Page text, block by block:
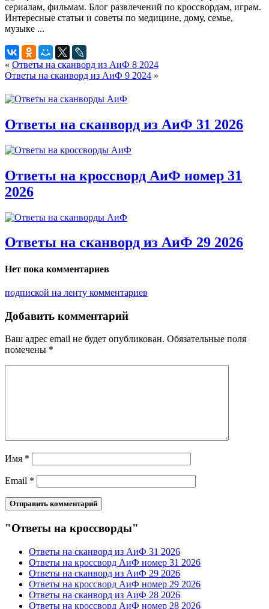
« Ответы на сканворд из АиФ 8 2024
Ответы на сканворд из АиФ 9 2024 »
Ответы на сканворд из АиФ 31 2026
Ответы на кроссворд АиФ номер 31
2026
Ответы на сканворд из АиФ 29 2026
Нет пока комментариев
подпиской на ленту комментариев
Добавить комментарий
Ваш адрес email не будет опубликован. Обязательные поля
помечены *
Имя *
Email *
"Ответы на кроссворды"
Ответы на сканворд из АиФ 31 2026
Ответы на кроссворд АиФ номер 31 2026
Ответы на сканворд из АиФ 29 2026
Ответы на кроссворд АиФ номер 29 2026
Ответы на сканворд из АиФ 28 2026
Ответы на кроссворд АиФ номер 28 2026